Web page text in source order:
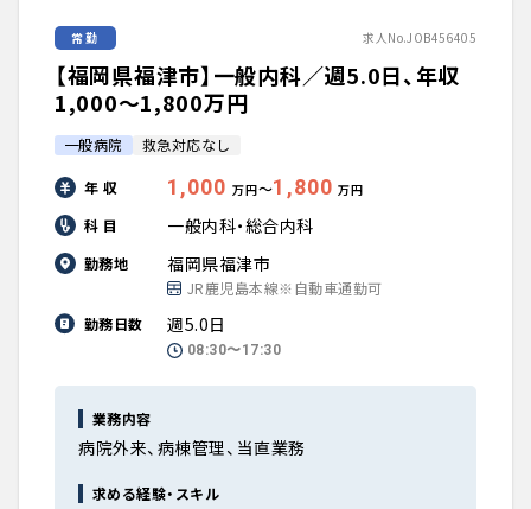
常勤 求人No.JOB456405
【福岡県福津市】一般内科／週5.0日、年収
1,000〜1,800万円
一般病院 救急対応なし
年 収 1,000 万円〜1,800 万円
科 目 一般内科・総合内科
勤務地 福岡県福津市
JR鹿児島本線※自動車通勤可
勤務日数
週5.0日
08:30〜17:30
業務内容
病院外来、病棟管理、当直業務
求める経験・スキル